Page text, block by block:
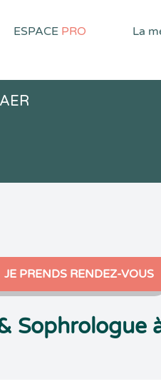
ESPACE PRO La
JE PRENDS RENDEZ-VOUS
Sophrologue